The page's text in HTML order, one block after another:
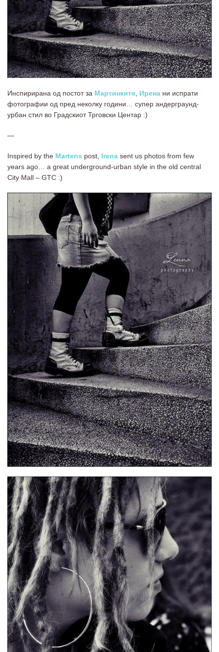
Инспирирана од постот за Мартинките Ирена ни испрати
фотографии од пред неколку години… супер андерграунд-
урбан стил во Градскиот Трговски Центар :)
—
Inspired by the Martens post, Irena sent us photos from few
years ago… a great underground-urban style in the old central
City Mall – GTC :)